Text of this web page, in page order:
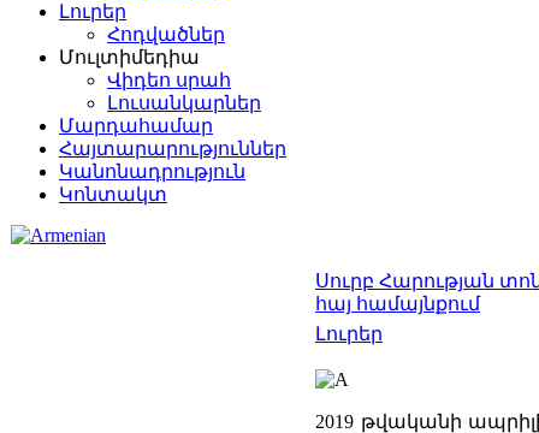
Լուրեր
Հոդվածներ
Մուլտիմեդիա
Վիդեո սրահ
Լուսանկարներ
Մարդահամար
Հայտարարություններ
Կանոնադրություն
Կոնտակտ
Սուրբ Հարության
հայ համայնքում
Լուրեր
2019 թվականի